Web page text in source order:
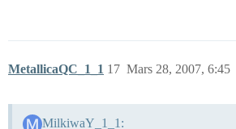
MetallicaQC_1_1 Mars 28, 2007, 6:45
17
MilkiwaY_1_1: